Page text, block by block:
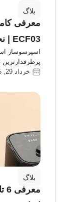
بلاگ
معرفی
ECF03 | نحوه عملکرد و ویژگی ها
پرطرفدارترین
خرداد 29, 1405
بلاگ